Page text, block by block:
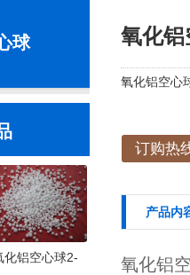
球
化铝空心球2-
氧化
氧化铝空心
订购热
产品内
氧化铝